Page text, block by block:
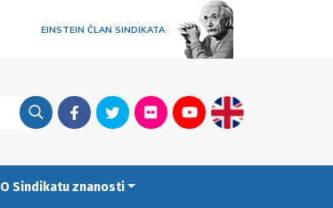
EINSTEIN ČLAN SINDIKATA
FacebookTwitterFlickrYoutubeEnglish
O Sindikatu znanosti